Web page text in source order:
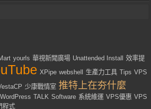
yourls 華視新聞廣場 Unattended Install 效率提
XPipe webshell 生產力工具 Tips VPS
少康戰情室 推特上在夯什麼
WordPress TALK Software 系統維運 VPS優惠 VPS
程式